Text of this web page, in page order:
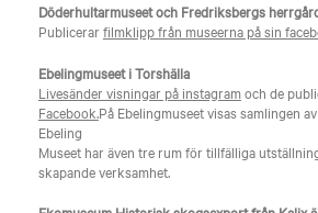
Döderhultarmuseet och Fredriksbergs
Publicerar filmklipp från museerna på sin
Ebelingmuseet i Torshälla
Livesänder visningar på instagramoch de
Facebook.På Ebelingmuseet visas samlingen
Ebeling
Museet har även tre rum för tillfälliga
skapande verksamhet.